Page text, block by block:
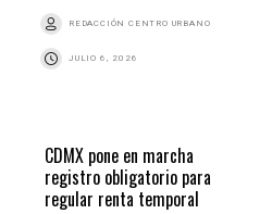
REDACCIÓN CENTRO URBANO
JULIO 6, 2026
CDMX pone en marcha
registro obligatorio para
regular renta temporal